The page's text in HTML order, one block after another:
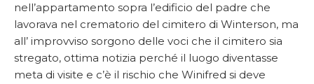
nell’appartamento sopra l’edificio del padre che
lavorava nel crematorio del cimitero di Winterson, ma
all’ improvviso sorgono delle voci che il cimitero sia
stregato, ottima notizia perché il luogo diventasse
meta di visite e c’è il rischio che Winifred si deve